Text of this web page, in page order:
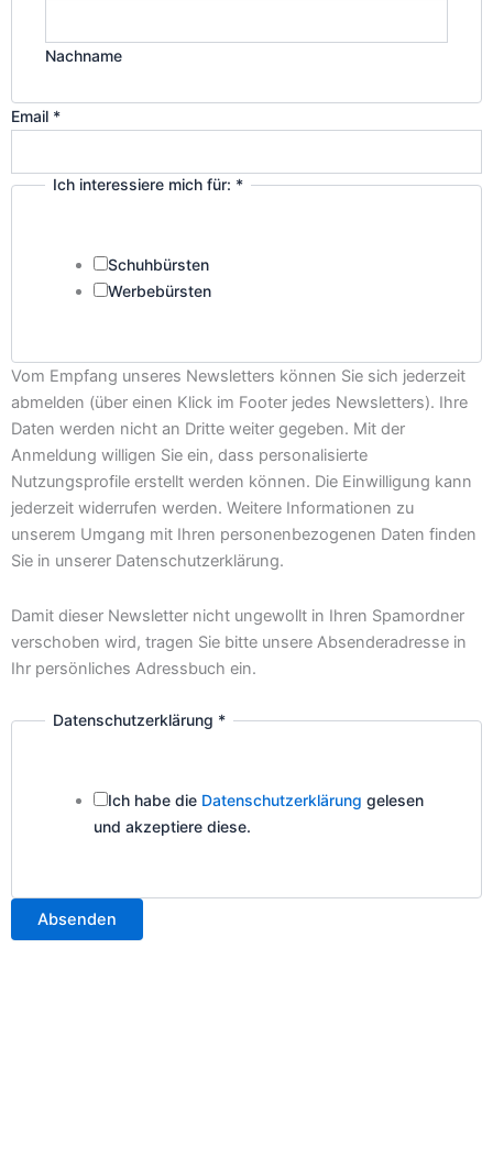
Nachname
Email *
Ich interessiere mich für: *
Schuhbürsten
Werbebürsten
Vom Empfang unseres Newsletters können Sie sich jederzeit
abmelden (über einen Klick im Footer jedes Newsletters). Ihre
Daten werden nicht an Dritte weiter gegeben. Mit der
Anmeldung willigen Sie ein, dass personalisierte
Nutzungsprofile erstellt werden können. Die Einwilligung kann
jederzeit widerrufen werden. Weitere Informationen zu
unserem Umgang mit Ihren personenbezogenen Daten finden
Sie in unserer Datenschutzerklärung.
Damit dieser Newsletter nicht ungewollt in Ihren Spamordner
verschoben wird, tragen Sie bitte unsere Absenderadresse in
Ihr persönliches Adressbuch ein.
Email Datenschutzerklärung *
Ich habe die Datenschutzerklärung gelesen
und akzeptiere diese.
Absenden